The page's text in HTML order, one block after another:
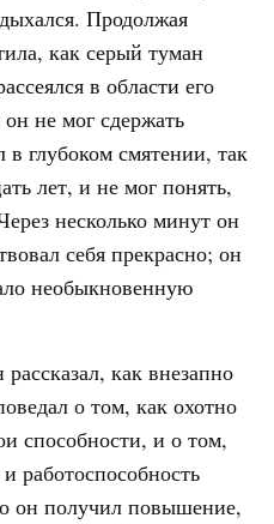
Продолжая
как серый туман
в области его
не мог сдержать
глубоком смятении, так
лет, и не мог понять,
несколько минут он
себя прекрасно; он
необыкновенную
как внезапно
о том, как охотно
способности, и о том,
работоспособность
он получил повышение,